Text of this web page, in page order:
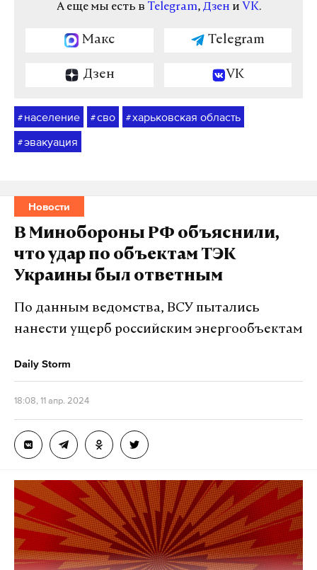
А еще мы есть в Telegram, Дзен и VK.
Макс Telegram
Дзен VK
# население #сво #харьковская область
#эвакуация
Новости
В Минобороны РФ объяснили,
что удар по объектам ТЭК
Украины был ответным
По данным ведомства, ВСУ пытались
нанести ущерб российским энергообъектам
Daily Storm
18:08, 11 апр. 2024